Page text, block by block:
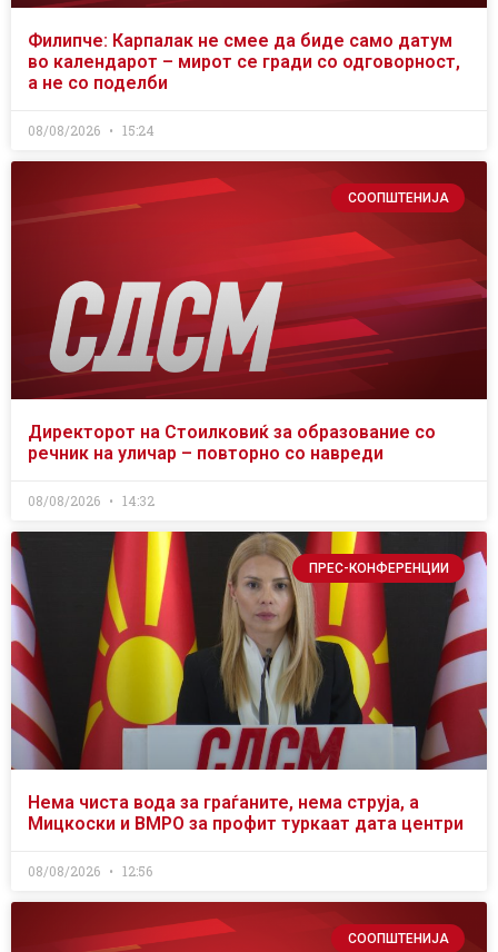
Филипче: Карпалак не смее да биде само датум
во календарот – мирот се гради со одговорност,
а не со поделби
08/08/2026 15:24
СООПШТЕНИЈА
Директорот на Стоилковиќ за образование со
речник на уличар – повторно со навреди
08/08/2026 14:32
ПРЕС-КОНФЕРЕНЦИИ
Нема чиста вода за граѓаните, нема струја, а
Мицкоски и ВМРО за профит туркаат дата центри
08/08/2026 12:56
СООПШТЕНИЈА